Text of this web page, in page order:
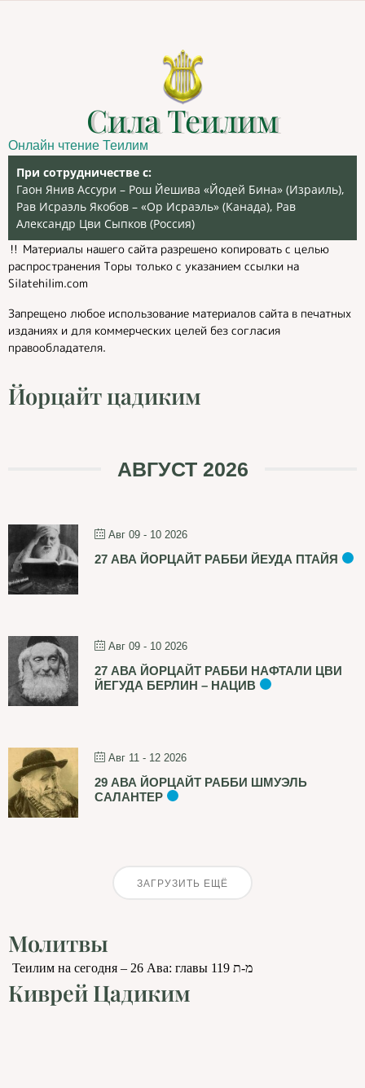
Сила Теилим
Онлайн чтение Теилим
При сотрудничестве с:
Гаон Янив Ассури – Рош Йешива «Йодей Бина» (Израиль),
Рав Исраэль Якобов – «Ор Исраэль» (Канада), Рав
Александр Цви Сыпков (Россия)
‼️ Материалы нашего сайта разрешено копировать с целью
распространения Торы только с указанием ссылки на
Silatehilim.com
Запрещено любое использование материалов сайта в печатных
изданиях и для коммерческих целей без согласия
правообладателя.
Йорцайт цадиким
АВГУСТ 2026
Авг 09 - 10 2026
27 АВА ЙОРЦАЙТ РАББИ ЙЕУДА ПТАЙЯ
Авг 09 - 10 2026
27 АВА ЙОРЦАЙТ РАББИ НАФТАЛИ ЦВИ
ЙЕГУДА БЕРЛИН – НАЦИВ
Авг 11 - 12 2026
29 АВА ЙОРЦАЙТ РАББИ ШМУЭЛЬ
САЛАНТЕР
ЗАГРУЗИТЬ ЕЩЁ
Молитвы
Теилим на сегодня – 26 Ава: главы 119 מ-ת
Киврей Цадиким